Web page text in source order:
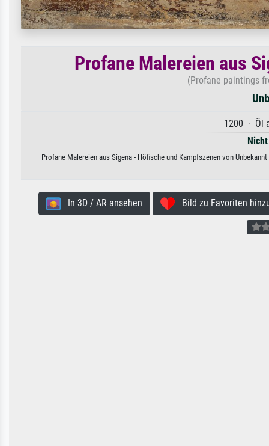
Profane Malereien aus
(Profane paintings
1200 · Öl
Profane Malereien aus Sigena - Höfische und Kampfszenen von
In 3D / AR ansehen Bild zu Favoriten